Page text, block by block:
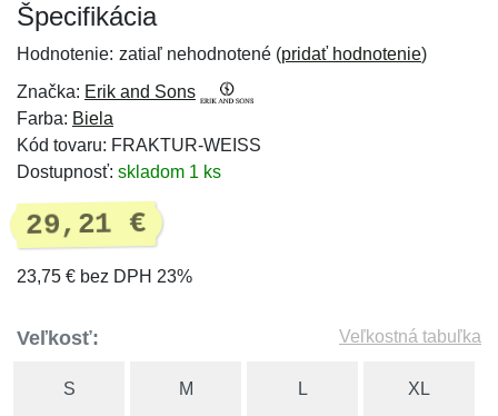
Špecifikácia
Hodnotenie: zatiaľ nehodnotené (pridať hodnotenie)
Značka: Erik and Sons
Farba: Biela
Kód tovaru: FRAKTUR-WEISS
Dostupnosť: skladom 1 ks
29,21 €
23,75 € bez DPH 23%
Veľkosť: Veľkostná tabuľka
S M L XL